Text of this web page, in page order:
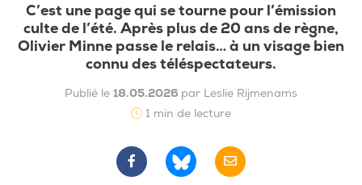
C’est une page qui se tourne pour l’émission
culte de l’été. Après plus de 20 ans de règne,
Olivier Minne passe le relais… à un visage bien
connu des téléspectateurs.
Publié le 18.05.2026 par Leslie Rijmenams
1 min de lecture